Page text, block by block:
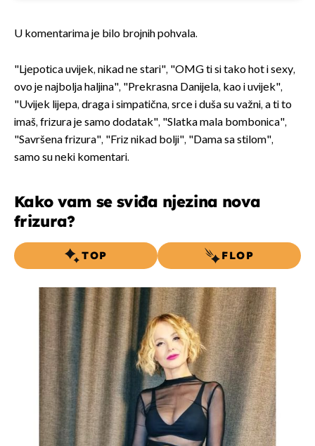
U komentarima je bilo brojnih pohvala.
"Ljepotica uvijek, nikad ne stari", "OMG ti si tako hot i sexy,
ovo je najbolja haljina", "Prekrasna Danijela, kao i uvijek",
"Uvijek lijepa, draga i simpatična, srce i duša su važni, a ti to
imaš, frizura je samo dodatak", "Slatka mala bombonica",
"Savršena frizura", "Friz nikad bolji", "Dama sa stilom",
samo su neki komentari.
Kako vam se sviđa njezina nova
frizura?
TOP FLOP